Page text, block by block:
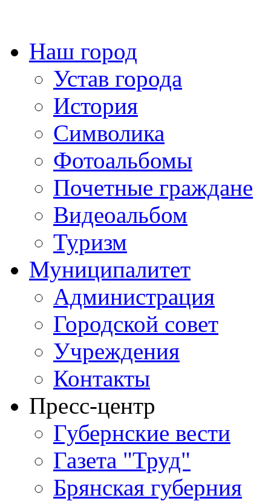
Наш город
Устав города
История
Символика
Фотоальбомы
Почетные граждане
Видеоальбом
Туризм
Муниципалитет
Администрация
Городской совет
Учреждения
Контакты
Пресс-центр
Губернские вести
Газета "Труд"
Брянская губерния